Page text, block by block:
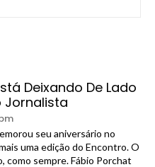
Deixando De Lado
Jornalista
seu aniversário no
uma edição do Encontro. O
como sempre. Fábio Porchat